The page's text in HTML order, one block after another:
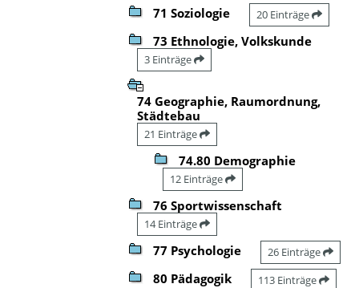
71 Soziologie 20 Einträge
73 Ethnologie, Volkskunde
3 Einträge
74 Geographie, Raumordnung,
Städtebau
21 Einträge
74.80 Demographie
12 Einträge
76 Sportwissenschaft
14 Einträge
77 Psychologie 26 Einträge
80 Pädagogik 113 Einträge